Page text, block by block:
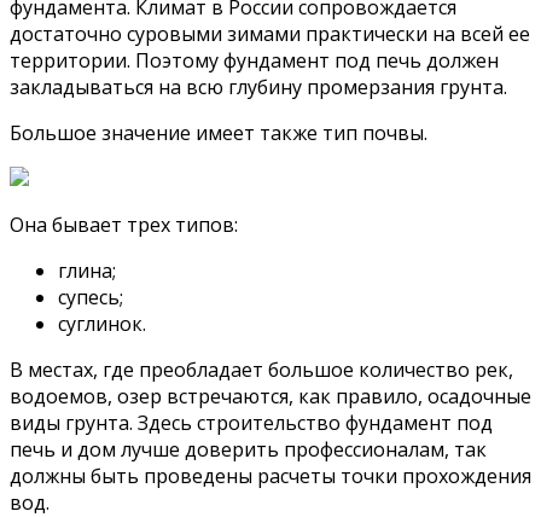
фундамента. Климат в России сопровождается
достаточно суровыми зимами практически на всей ее
территории. Поэтому фундамент под печь должен
закладываться на всю глубину промерзания грунта.
Большое значение имеет также тип почвы.
Она бывает трех типов:
глина;
супесь;
суглинок.
В местах, где преобладает большое количество рек,
водоемов, озер встречаются, как правило, осадочные
виды грунта. Здесь строительство фундамент под
печь и дом лучше доверить профессионалам, так
должны быть проведены расчеты точки прохождения
вод.